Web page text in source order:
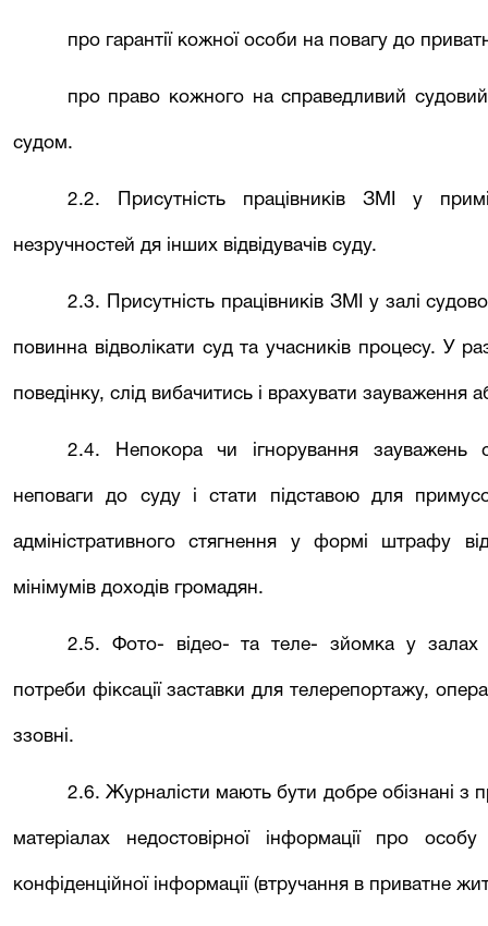
про гарантії кожної особи на повагу до
про право кожного на справедливий
судом.
2.2. Присутність працівників ЗМІ у
незручностей дя інших відвідувачів суду.
2.3. Присутність працівників ЗМІ у залі
повинна відволікати суд та учасників процесу. У
поведінку, слід вибачитись і врахувати
2.4. Непокора чи ігнорування зауважень
неповаги до суду і стати підставою для
адміністративного стягнення у формі штрафу
мінімумів доходів громадян.
2.5. Фото- відео- та теле- зйомка у залах
потреби фіксації заставки для телерепортажу,
ззовні.
2.6. Журналісти мають бути добре обізнані з
матеріалах недостовірної інформації про
конфіденційної інформації (втручання в приватне